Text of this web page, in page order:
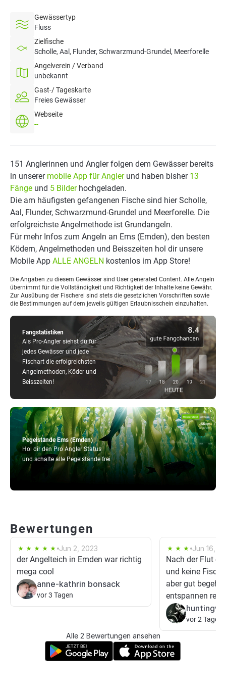
Gewässertyp
Fluss
Zielfische
Scholle, Aal, Flunder, Schwarzmund-Grundel, Meerforelle
Angelverein / Verband
unbekannt
Gast-/ Tageskarte
Freies Gewässer
Webseite
--
Pegelstände Ems (Emden)
Hol dir den Pro Angler Status
und schalte alle Pegelstände frei
Fangstatistiken
Als Pro-Angler siehst du für
jedes Gewässer und jede
Fischart die erfolgreichsten
Angelmethoden, Köder und
Beisszeiten!
151 Anglerinnen und Angler folgen dem Gewässer bereits
in unserer mobile App für Anglerund haben bisher 13
Fänge und 5 Bilderhochgeladen.
Die am häufigsten gefangenen Fische sind hier Scholle,
Aal, Flunder, Schwarzmund-Grundel und Meerforelle. Die
erfolgreichste Angelmethode ist Grundangeln.
Für mehr Infos zum Angeln an Ems (Emden), den besten
Ködern, Angelmethoden und Beisszeiten hol dir unsere
Mobile App ALLE ANGELN kostenlos im App Store!
Die Angaben zu diesem Gewässer sind User generated Content. Alle Angeln
übernimmt für die Vollständigkeit und Richtigkeit der Inhalte keine Gewähr.
Zur Ausübung der Fischerei sind stets die gesetzlichen Vorschriften sowie
die Bestimmungen auf dem jeweils gültigen Erlaubnisschein einzuhalten.
Bewertungen
Jun 2, 2023
der Angelteich in Emden war richtig
mega cool
anne-kathrin bonsack
vor 3 Tagen
Jun 16,
Nach der Flut
und keine
aber gut
entspannen
vor 2 Tagen
Alle 2 Bewertungen ansehen